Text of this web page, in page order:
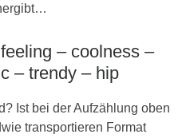
– coolness –
– trendy – hip
Ist bei der Aufzählung oben
transportieren Format